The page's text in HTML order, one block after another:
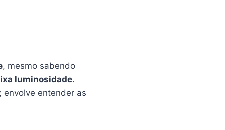
, mesmo sabendo
luminosidade.
envolve entender as